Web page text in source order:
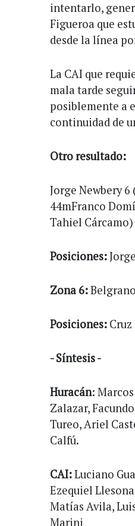
intentarlo,
Figueroa que
desde la línea
La CAI que
mala tarde
posiblemente a
continuidad de
Otro resultado:
Jorge Newbery
44mFranco
Tahiel Cárcamo)
Posiciones:
Zona 6:
Posiciones:
- Síntesis -
Huracán:
Zalazar,
Tureo, Ariel
Calfú.
CAI:Luciano
Ezequiel
Matías Avila,
Marini